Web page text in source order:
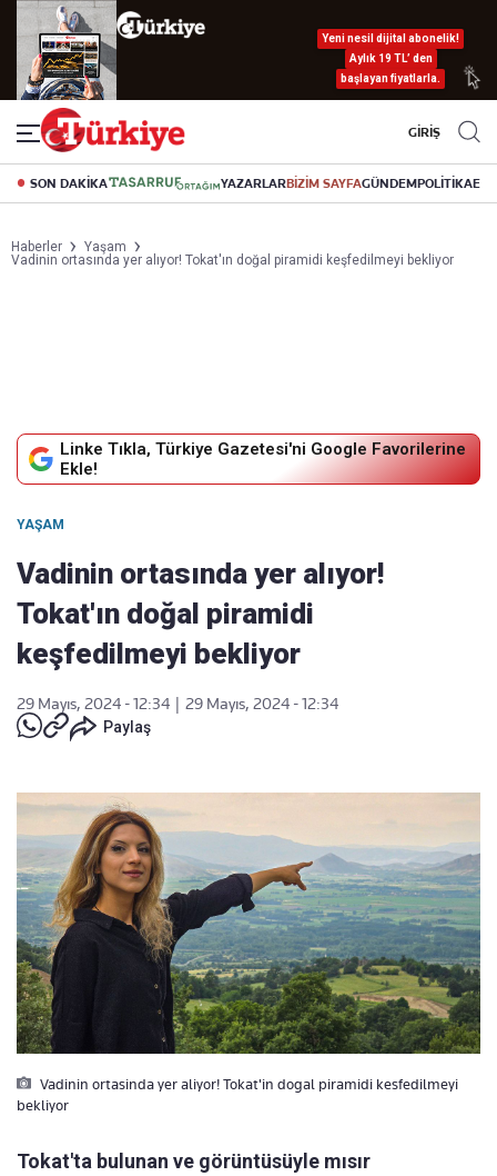
Yeni nesil dijital abonelik!
Aylık 19 TL’ den
başlayan fiyatlarla.
GİRİŞ
SON DAKİKA YAZARLARBİZİM SAYFAGÜNDEMPOLİTİKA
Haberler
Yaşam
Vadinin ortasında yer alıyor! Tokat'ın doğal piramidi keşfedilmeyi bekliyor
Linke Tıkla, Türkiye Gazetesi'ni Google Favorilerine
Ekle!
YAŞAM
Vadinin ortasında yer alıyor!
Tokat'ın doğal piramidi
keşfedilmeyi bekliyor
29 Mayıs, 2024 - 12:34
29 Mayıs, 2024 - 12:34
Paylaş
Vadinin ortasinda yer aliyor! Tokat'in dogal piramidi kesfedilmeyi
bekliyor
Tokat'ta bulunan ve görüntüsüyle mısır